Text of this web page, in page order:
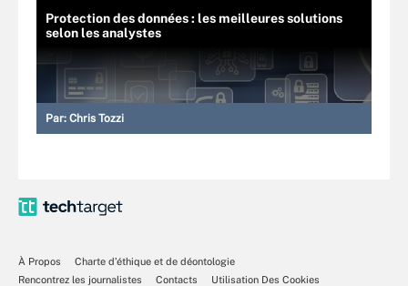
Protection des données : les meilleures solutions
selon les analystes
Par: Chris Tozzi
À Propos
Charte d’éthique et de déontologie
Rencontrez les journalistes
Contacts
Utilisation Des Cookies